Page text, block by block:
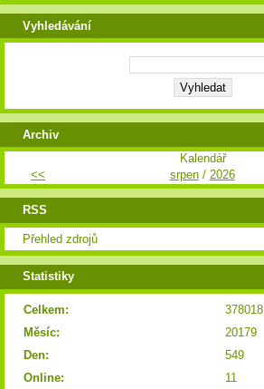
Vyhledávání
Archiv
Kalendář
<<
srpen/ 2026
RSS
Přehled zdrojů
Statistiky
Online: 11
Celkem:
378018
Měsíc:
20179
Den:
549